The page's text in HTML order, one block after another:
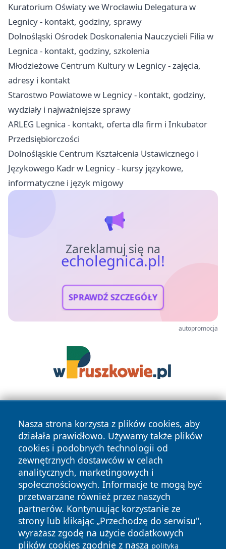
Kuratorium Oświaty we Wrocławiu Delegatura w
Legnicy - kontakt, godziny, sprawy
Dolnośląski Ośrodek Doskonalenia Nauczycieli Filia w
Legnica - kontakt, godziny, szkolenia
Młodzieżowe Centrum Kultury w Legnicy - zajęcia,
adresy i kontakt
Starostwo Powiatowe w Legnicy - kontakt, godziny,
wydziały i najważniejsze sprawy
ARLEG Legnica - kontakt, oferta dla firm i Inkubator
Przedsiębiorczości
Dolnośląskie Centrum Kształcenia Ustawicznego i
Językowego Kadr w Legnicy - kursy językowe,
informatyczne i język migowy
Zareklamuj się na
echolegnica.pl!
SPRAWDŹ SZCZEGÓŁY
autopromocja
Nasza strona korzysta z plików cookies, aby
działała prawidłowo. Używamy także plików
cookies i podobnych technologii od
zewnętrznych dostawców w celach
analitycznych, marketingowych i
społecznościowych. Informacje te mogą być
przetwarzane również przez naszych
partnerów. Kontynuując korzystanie ze
strony lub klikając „Przechodzę do serwisu",
wyrażasz zgodę na użycie dodatkowych
plików cookies zgodnie z naszą polityką
Copyright © 2026 echolegnica.pl Wszystkie prawa
zastrzeżone.
News Autorzy
Polityka
Prywatności
Polityka
Cookies